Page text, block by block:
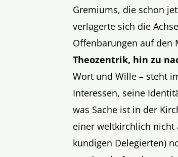
Gremiums, die schon
verlagerte sich die
Offenbarungen auf den
Theozentrik, hin zu
Wort und Wille – steht
Interessen, seine
was Sache ist in der
einer weltkirchlich
kundigen Delegierten)